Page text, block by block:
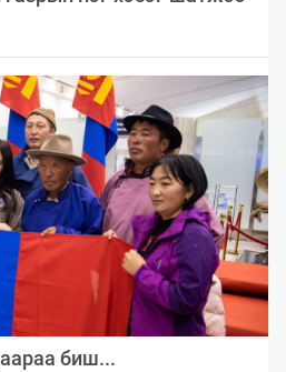
биш...